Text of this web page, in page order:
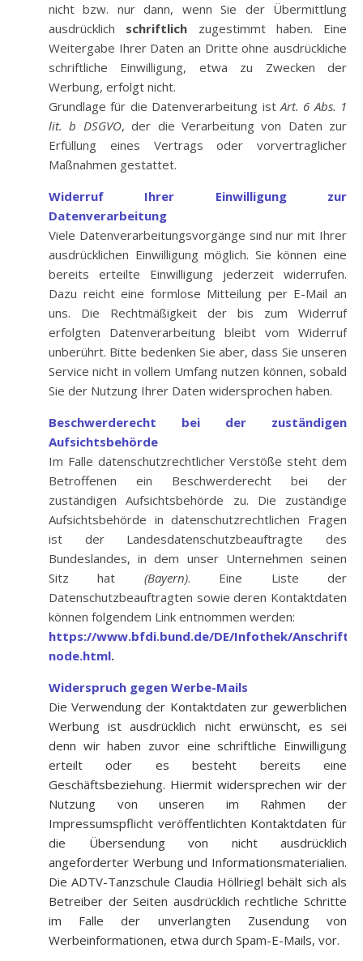
nicht bzw. nur dann, wenn Sie der Übermittlung
ausdrücklich schriftlich zugestimmt haben. Eine
Weitergabe Ihrer Daten an Dritte ohne ausdrückliche
schriftliche Einwilligung, etwa zu Zwecken der
Werbung, erfolgt nicht.
Grundlage für die Datenverarbeitung istArt. 6 Abs. 1
lit. b DSGVO, der die Verarbeitung von Daten zur
Erfüllung eines Vertrags oder vorvertraglicher
Maßnahmen gestattet.
Widerruf Ihrer Einwilligung zur
Datenverarbeitung
Viele Datenverarbeitungsvorgänge sind nur mit Ihrer
ausdrücklichen Einwilligung möglich. Sie können eine
bereits erteilte Einwilligung jederzeit widerrufen.
Dazu reicht eine formlose Mitteilung per E-Mail an
uns. Die Rechtmäßigkeit der bis zum Widerruf
erfolgten Datenverarbeitung bleibt vom Widerruf
unberührt. Bitte bedenken Sie aber, dass Sie unseren
Service nicht in vollem Umfang nutzen können, sobald
Sie der Nutzung Ihrer Daten widersprochen haben.
Beschwerderecht bei der zuständigen
Aufsichtsbehörde
Im Falle datenschutzrechtlicher Verstöße steht dem
Betroffenen ein Beschwerderecht bei der
zuständigen Aufsichtsbehörde zu. Die zuständige
Aufsichtsbehörde in datenschutzrechtlichen Fragen
ist der Landesdatenschutzbeauftragte des
Bundeslandes, in dem unser Unternehmen seinen
Sitz hat (Bayern). Eine Liste der
Datenschutzbeauftragten sowie deren Kontaktdaten
können folgendem Link entnommen werden:
https://www.bfdi.bund.de/DE/Infothek/
node.html.
Widerspruch gegen Werbe-Mails
Die Verwendung der Kontaktdaten zur gewerblichen
Werbung ist ausdrücklich nicht erwünscht, es sei
denn wir haben zuvor eine schriftliche Einwilligung
erteilt oder es besteht bereits eine
Geschäftsbeziehung. Hiermit widersprechen wir der
Nutzung von unseren im Rahmen der
Impressumspflicht veröffentlichten Kontaktdaten für
die Übersendung von nicht ausdrücklich
angeforderter Werbung und Informationsmaterialien.
Die ADTV-Tanzschule Claudia Höllriegl behält sich als
Betreiber der Seiten ausdrücklich rechtliche Schritte
im Falle der unverlangten Zusendung von
Werbeinformationen, etwa durch Spam-E-Mails, vor.